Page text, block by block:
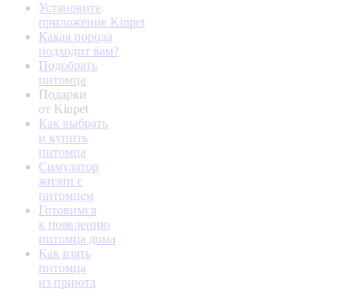
Установите
приложение Kinpet
Какая порода
подходит вам?
Подобрать
питомца
Подарки
от Kinpet
Как выбрать
и купить
питомца
Симулятор
жизни с
питомцем
Готовимся
к появлению
питомца дома
Как взять
питомца
из приюта